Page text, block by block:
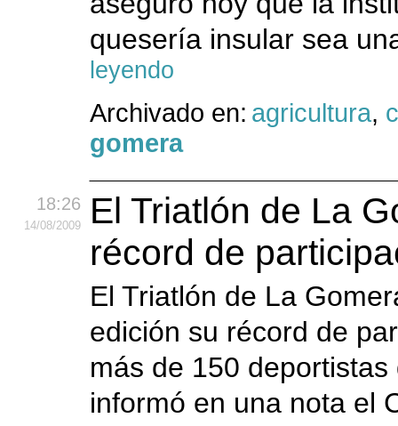
quesería insular sea
leyendo
Archivado en: agricultura,
gomera
18:26
14/08/2009
El Triatlón de La
récord de
El Triatlón de La
edición su récord de
más de 150
informó en una nota el